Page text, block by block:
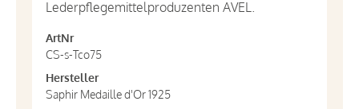
Lederpflegemittelproduzenten AVEL.
ArtNr
CS-s-Tco75
Hersteller
Saphir Medaille d'Or 1925